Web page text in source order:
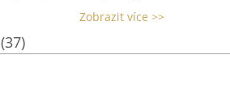
Zobrazit více >>
(37)